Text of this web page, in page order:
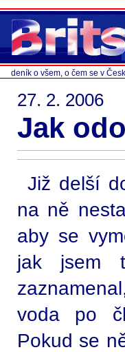
deník o všem, o čem se v
27. 2. 2006
Jak
Již delší
na ně
aby se
jak jsem
voda po
Pokud se